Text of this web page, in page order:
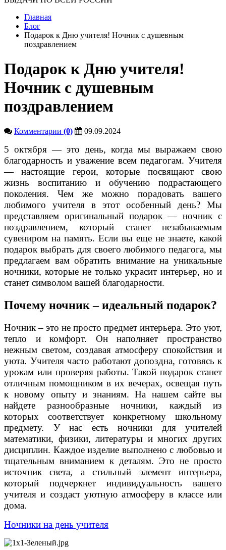
Главная
Блог
Подарок к Дню учителя! Ночник с душевным
поздравлением
Подарок к Дню учителя!
Ночник с душевным
поздравлением
Комментарии (0) 09.09.2024
5 октября — это день, когда мы выражаем свою
благодарность и уважение всем педагогам. Учителя
— настоящие герои, которые посвящают свою
жизнь воспитанию и обучению подрастающего
поколения. Чем же можно порадовать вашего
любимого учителя в этот особенный день? Мы
представляем оригинальный подарок — ночник с
поздравлением, который станет незабываемым
сувениром на память. Если вы еще не знаете, какой
подарок выбрать для своего любимого педагога, мы
предлагаем вам обратить внимание на уникальные
ночники, которые не только украсит интерьер, но и
станет символом вашей благодарности.
Почему ночник – идеальный подарок?
Ночник – это не просто предмет интерьера. Это уют,
тепло и комфорт. Он наполняет пространство
нежным светом, создавая атмосферу спокойствия и
уюта. Учителя часто работают допоздна, готовясь к
урокам или проверяя работы. Такой подарок станет
отличным помощником в их вечерах, освещая путь
к новому опыту и знаниям. На нашем сайте вы
найдете разнообразные ночники, каждый из
которых соответствует конкретному школьному
предмету. У нас есть ночники для учителей
математики, физики, литературы и многих других
дисциплин. Каждое изделие выполнено с любовью и
тщательным вниманием к деталям. Это не просто
источник света, а стильный элемент интерьера,
который подчеркнет индивидуальность вашего
учителя и создаст уютную атмосферу в классе или
дома.
Ночники на день учителя